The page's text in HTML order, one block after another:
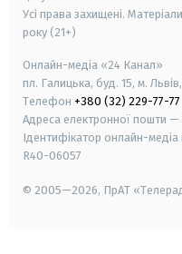
Усі права захищені.
року (21+)
Онлайн-медіа «24 Канал»
пл. Галицька, буд. 15, м.
Телефон +380 (32) 229-77-77
Адреса електронної пошти —
Ідентифікатор онлайн-медіа
R40-06057
© 2005—2026, ПрАТ